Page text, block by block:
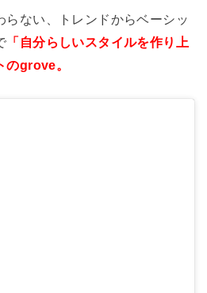
らない、トレンドからベーシッ
「自分らしいスタイルを作り上
のgrove。